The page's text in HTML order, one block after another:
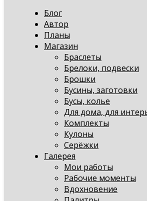
Блог
Автор
Планы
Магазин
Браслеты
Брелоки, подвески
Брошки
Бусины, заготовки
Бусы, колье
Для дома, для
Комплекты
Кулоны
Серёжки
Галерея
Мои работы
Рабочие моменты
Вдохновение